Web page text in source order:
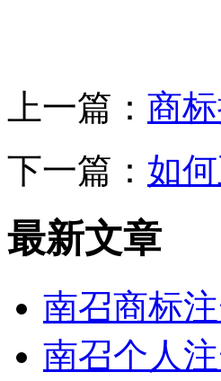
上一篇： 商
下一篇： 如
最新文章
南召商标
南召个人